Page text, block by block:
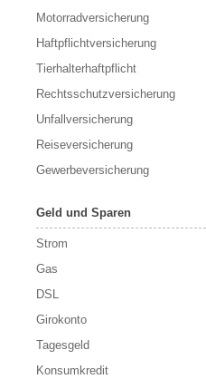
Motorradversicherung
Haftpflichtversicherung
Tierhalterhaftpflicht
Rechtsschutzversicherung
Unfallversicherung
Reiseversicherung
Gewerbeversicherung
Geld und Sparen
Strom
Gas
DSL
Girokonto
Tagesgeld
Konsumkredit